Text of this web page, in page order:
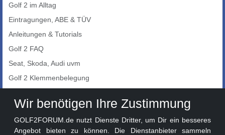
Golf 2 im Alltag
Eintragungen, ABE & TÜV
Anleitungen & Tutorials
Golf 2 FAQ
Seat, Skoda, Audi uvm
Golf 2 Klemmenbelegung
Auto-Showroom
Golf 2 Lackcodes
Wir benötigen Ihre Zustimmung
GOLF2FORUM.de nutzt Dienste Dritter, um Dir ein besseres
Angebot bieten zu können. Die Dienstanbieter sammeln